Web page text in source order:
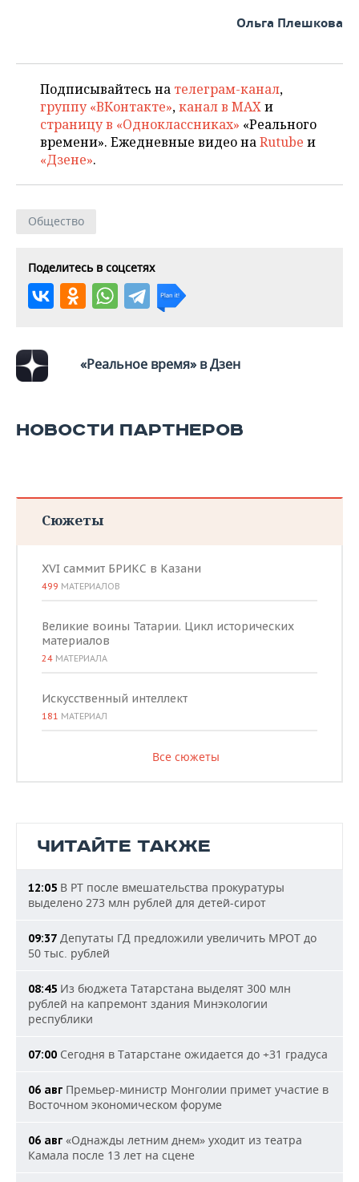
Ольга Плешкова
Подписывайтесь на телеграм-канал,
группу «ВКонтакте»,канал в MAXи
страницу в «Одноклассниках» «Реального
времени». Ежедневные видео наRutube и
«Дзене».
Общество
Поделитесь в соцсетях
«Реальное время» в Дзен
НОВОСТИ ПАРТНЕРОВ
Сюжеты
XVI саммит БРИКС в Казани
499 МАТЕРИАЛОВ
Великие воины Татарии. Цикл исторических
материалов
24 МАТЕРИАЛА
Искусственный интеллект
181 МАТЕРИАЛ
Все сюжеты
ЧИТАЙТЕ ТАКЖЕ
12:05 В РТ после вмешательства прокуратуры
выделено 273 млн рублей для детей-сирот
09:37 Депутаты ГД предложили увеличить МРОТ до
50 тыс. рублей
08:45 Из бюджета Татарстана выделят 300 млн
рублей на капремонт здания Минэкологии
республики
07:00 Сегодня в Татарстане ожидается до +31 градуса
06 авг Премьер-министр Монголии примет участие в
Восточном экономическом форуме
06 авг «Однажды летним днем» уходит из театра
Камала после 13 лет на сцене